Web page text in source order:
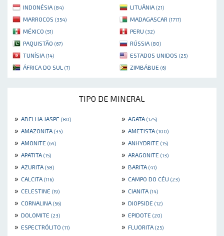
INDONÉSIA (84) LITUÂNIA (21)
MARROCOS (354) MADAGASCAR (1717)
MÉXICO (51) PERU (32)
PAQUISTÃO (67) RÚSSIA (80)
TUNÍSIA (14) ESTADOS UNIDOS (25)
ÁFRICA DO SUL (7) ZIMBÁBUE (6)
TIPO DE MINERAL
» ABELHA JASPE (80) » AGATA (125)
» AMAZONITA (35) » AMETISTA (100)
» AMONITE (64) » ANHYDRITE (15)
» APATITA (15) » ARAGONITE (13)
» AZURITA (58) » BARITA (41)
» CALCITA (116) » CAMPO DO CÉU (23)
» CELESTINE (19) » CIANITA (14)
» CORNALINA (56) » DIOPSIDE (12)
» DOLOMITE (23) » EPIDOTE (20)
» ESPECTRÓLITO (11) » FLUORITA (25)